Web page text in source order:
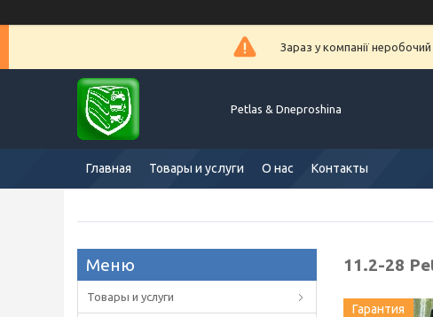
Зараз у компанії
Petlas & Dneproshina
Главная Товары и услуги О нас Контакты
11.2-28
Гарантия
Товары и услуги